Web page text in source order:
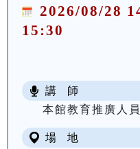
2026/08/28
15:30
講 師
本館教育推廣人
場 地